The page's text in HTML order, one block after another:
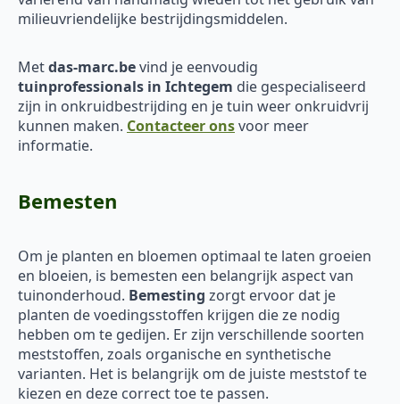
milieuvriendelijke bestrijdingsmiddelen.
Metdas-marc.bevind je eenvoudig
tuinprofessionals in Ichtegem die gespecialiseerd
zijn in onkruidbestrijding en je tuin weer onkruidvrij
kunnen maken. Contacteer onsvoor meer
informatie.
Bemesten
Om je planten en bloemen optimaal te laten groeien
en bloeien, is bemesten een belangrijk aspect van
tuinonderhoud. Bemesting zorgt ervoor dat je
planten de voedingsstoffen krijgen die ze nodig
hebben om te gedijen. Er zijn verschillende soorten
meststoffen, zoals organische en synthetische
varianten. Het is belangrijk om de juiste meststof te
kiezen en deze correct toe te passen.